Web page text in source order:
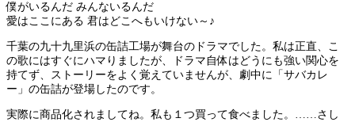
僕がいるんだ みんないるんだ
愛はここにある 君はどこへもいけない～♪
千葉の九十九里浜の缶詰工場が舞台のドラマでした。私は正直、こ
の歌にはすぐにハマりましたが、ドラマ自体はどうにも強い関心を
持てず、ストーリーをよく覚えていませんが、劇中に「サバカレ
ー」の缶詰が登場したのです。
実際に商品化されましてね。私も１つ買って食べました。……さし